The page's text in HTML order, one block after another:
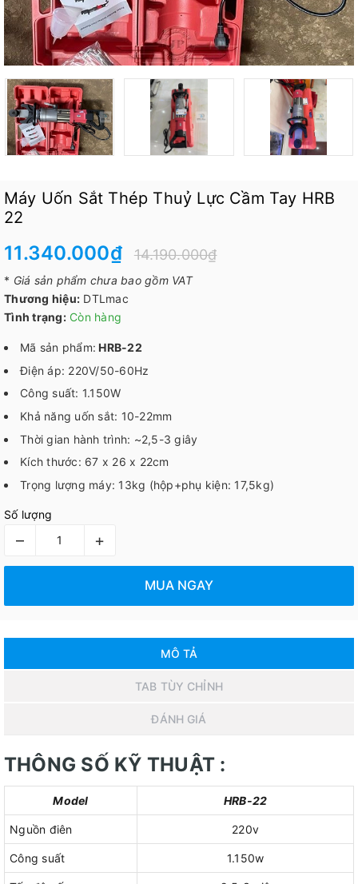
Máy Uốn Sắt Thép Thuỷ Lực Cầm Tay HRB
22
11.340.000₫ 14.190.000₫
* Giá sản phẩm chưa bao gồm VAT
Thương hiệu: DTLmac
Tình trạng: Còn hàng
Mã sản phẩm: HRB-22
Điện áp: 220V/50-60Hz
Công suất: 1.150W
Khả năng uốn sắt: 10-22mm
Thời gian hành trình: ~2,5-3 giây
Kích thước: 67 x 26 x 22cm
Trọng lượng máy: 13kg (hộp+phụ kiện: 17,5kg)
Số lượng
– +
MUA NGAY
MÔ TẢ
TAB TÙY CHỈNH
ĐÁNH GIÁ
THÔNG SỐ KỸ THUẬT :
Model HRB-22
Nguồn điên 220v
Công suất 1.150w